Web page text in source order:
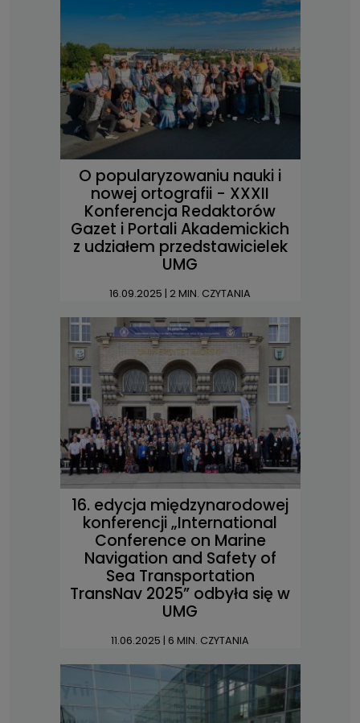
O popularyzowaniu nauki i
nowej ortografii - XXXII
Konferencja Redaktorów
Gazet i Portali Akademickich
z udziałem przedstawicielek
UMG
16.09.2025 | 2 MIN. CZYTANIA
16. edycja międzynarodowej
konferencji „International
Conference on Marine
Navigation and Safety of
Sea Transportation
TransNav 2025” odbyła się w
UMG
11.06.2025 | 6 MIN. CZYTANIA